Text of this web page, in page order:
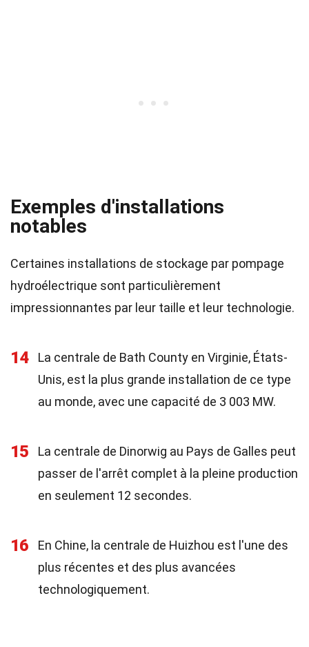
Exemples d'installations
notables
Certaines installations de stockage par pompage
hydroélectrique sont particulièrement
impressionnantes par leur taille et leur technologie.
14
La centrale de Bath County en Virginie, États-
Unis, est la plus grande installation de ce type
au monde, avec une capacité de 3 003 MW.
15
La centrale de Dinorwig au Pays de Galles peut
passer de l'arrêt complet à la pleine production
en seulement 12 secondes.
16
En Chine, la centrale de Huizhou est l'une des
plus récentes et des plus avancées
technologiquement.